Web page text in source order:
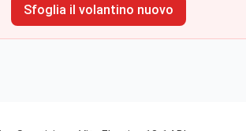
Sfoglia il volantino nuovo